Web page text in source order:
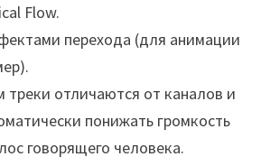
Flow.
перехода (для анимации
треки отличаются от каналов и
понижать громкость
говорящего человека.